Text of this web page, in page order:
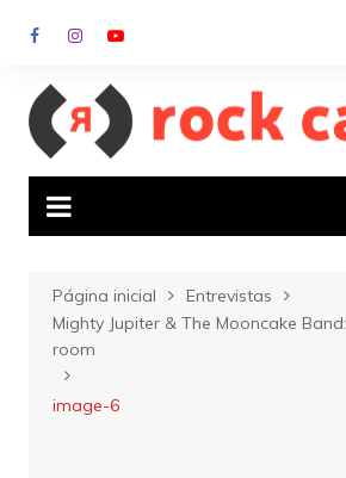
para
conteúdo
Página inicial
Entrevistas
Mighty Jupiter & The Mooncake
room
image-6